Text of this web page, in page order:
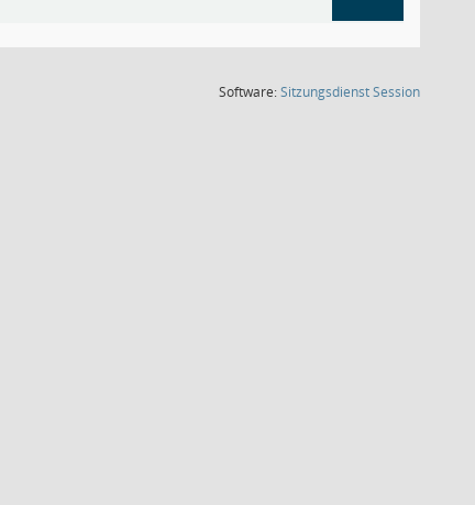
Software:SitzungsdienstSession(Wird in